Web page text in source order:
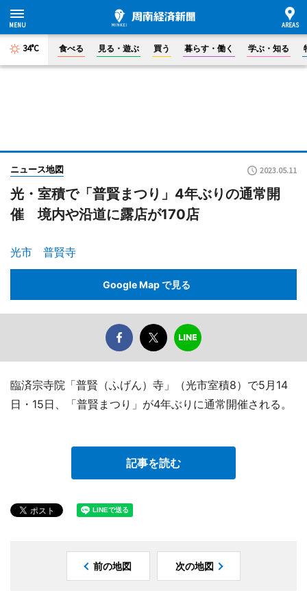
34°C 食べる 見る・遊ぶ 買う 暮らす・働く 学ぶ・知る
ニュース地図 2023.05.11
光・室積で「普賢まつり」4年ぶりの通常開
催 境内や沿道に露店が170店
光市 普賢寺
Google Map で見る
臨済宗寺院「普賢（ふげん）寺」（光市室積8）で5月14
日・15日、「普賢まつり」が4年ぶりに通常開催される。
記事を読む
前の地図 次の地図